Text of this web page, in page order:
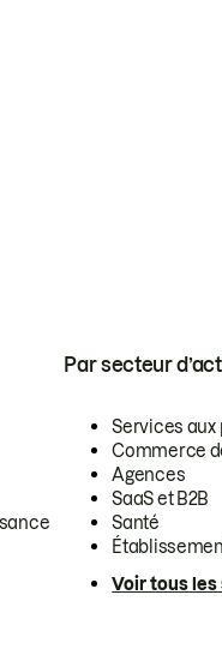
Par secteur
Services
Commerce
Agences
SaaS et B2B
Santé
Voir tous